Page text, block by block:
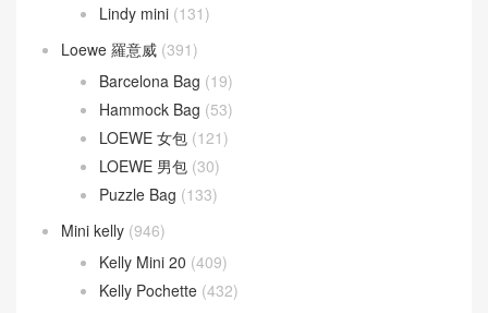
Lindy mini (131)
Loewe 羅意威 (391)
Barcelona Bag (19)
Hammock Bag (53)
LOEWE 女包 (121)
LOEWE 男包 (30)
Puzzle Bag (133)
Mini kelly (946)
Kelly Mini 20 (409)
Kelly Pochette (432)